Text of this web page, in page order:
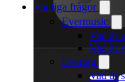
Vanliga frågor
Evermusic
Vad är
Vad är
Evertag
Vad är